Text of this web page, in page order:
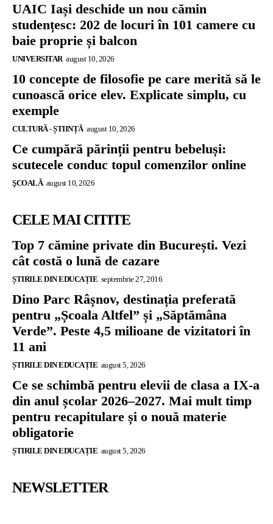
UAIC Iași deschide un nou cămin
studențesc: 202 de locuri în 101 camere cu
baie proprie și balcon
UNIVERSITAR august 10, 2026
10 concepte de filosofie pe care merită să le
cunoască orice elev. Explicate simplu, cu
exemple
CULTURĂ - ȘTIINȚĂ august 10, 2026
Ce cumpără părinții pentru bebeluși:
scutecele conduc topul comenzilor online
ŞCOALĂ august 10, 2026
CELE MAI CITITE
Top 7 cămine private din București. Vezi
cât costă o lună de cazare
ȘTIRILE DIN EDUCAȚIE septembrie 27, 2016
Dino Parc Râșnov, destinația preferată
pentru „Școala Altfel” și „Săptămâna
Verde”. Peste 4,5 milioane de vizitatori în
11 ani
ȘTIRILE DIN EDUCAȚIE august 5, 2026
Ce se schimbă pentru elevii de clasa a IX-a
din anul școlar 2026–2027. Mai mult timp
pentru recapitulare și o nouă materie
obligatorie
ȘTIRILE DIN EDUCAȚIE august 5, 2026
NEWSLETTER